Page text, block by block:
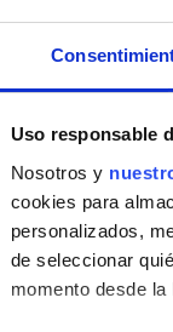
Uso responsable
Nosotros y
cookies para
personalizados,
de seleccionar
momento desde